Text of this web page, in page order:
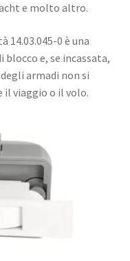
e molto altro.
14.03.045-0 è una
e, se incassata,
armadi non si
viaggio o il volo.